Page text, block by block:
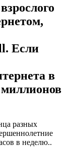
Если
в
разных
в неделю..